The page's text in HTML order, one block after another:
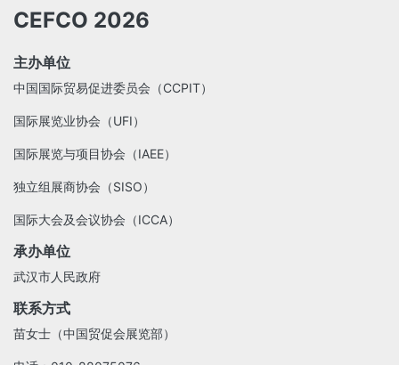
CEFCO 2026
主办单位
中国国际贸易促进委员会（CCPIT）
国际展览业协会（UFI）
国际展览与项目协会（IAEE）
独立组展商协会（SISO）
国际大会及会议协会（ICCA）
承办单位
武汉市人民政府
联系方式
苗女士（中国贸促会展览部）